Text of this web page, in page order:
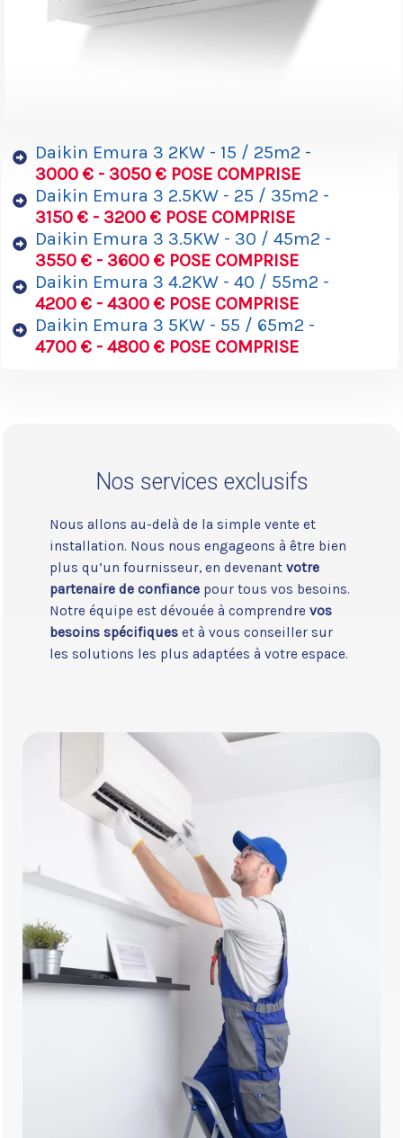
Daikin Emura 3 2KW - 15 / 25m2 -
3000 € - 3050 € POSE COMPRISE
Daikin Emura 3 2.5KW - 25 / 35m2 -
3150 € - 3200 € POSE COMPRISE
Daikin Emura 3 3.5KW - 30 / 45m2 -
3550 € - 3600 € POSE COMPRISE
Daikin Emura 3 4.2KW - 40 / 55m2 -
4200 € - 4300 € POSE COMPRISE
Daikin Emura 3 5KW - 55 / 65m2 -
4700 € - 4800 € POSE COMPRISE
Nos services exclusifs
Nous allons au-delà de la simple vente et
installation. Nous nous engageons à être bien
plus qu’un fournisseur, en devenantvotre
partenaire de confiance pour tous vos besoins.
Notre équipe est dévouée à comprendrevos
besoins spécifiques et à vous conseiller sur
les solutions les plus adaptées à votre espace.